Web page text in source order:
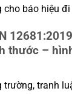
báo hiệu đi
thước –
trường, tranh